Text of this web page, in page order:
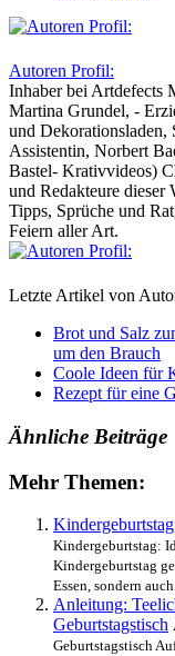
Autoren Profil:
Inhaberbei Artdefects
Martina Grundel, -
und Dekorationsladen,
Assistentin, Norbert
Bastel- Krativvideos)
und Redakteure dieser
Tipps, Sprüche und
Feiern aller Art.
Letzte Artikel von
Brot und Salz
um den Brauch
Coole Ideen für
Rezept für eine
Ähnliche Beiträge
Mehr Themen:
Kindergeburtstag:
Kindergeburtstag
Essen, sondern
Anleitung:
Geburtstagstisch
Geburtstagstisch